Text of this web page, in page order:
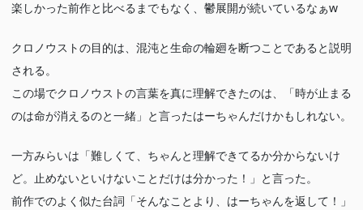
楽しかった前作と比べるまでもなく、鬱展開が続いているなぁw
クロノウストの目的は、混沌と生命の輪廻を断つことであると説明
される。
この場でクロノウストの言葉を真に理解できたのは、「時が止まる
のは命が消えるのと一緒」と言ったはーちゃんだけかもしれない。
一方みらいは「難しくて、ちゃんと理解できてるか分からないけ
ど。止めないといけないことだけは分かった！」と言った。
前作でのよく似た台詞「そんなことより、はーちゃんを返して！」